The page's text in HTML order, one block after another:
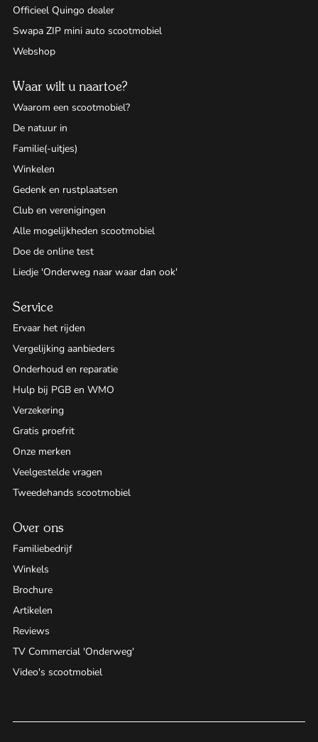
Officieel Quingo dealer
Swapa ZIP mini auto scootmobiel
Webshop
Waar wilt u naartoe?
Waarom een scootmobiel?
De natuur in
Familie(-uitjes)
Winkelen
Gedenk en rustplaatsen
Club en verenigingen
Alle mogelijkheden scootmobiel
Doe de online test
Liedje 'Onderweg naar waar dan ook'
Service
Ervaar het rijden
Vergelijking aanbieders
Onderhoud en reparatie
Hulp bij PGB en WMO
Verzekering
Gratis proefrit
Onze merken
Veelgestelde vragen
Tweedehands scootmobiel
Over ons
Familiebedrijf
Winkels
Brochure
Artikelen
Reviews
TV Commercial 'Onderweg'
Video's scootmobiel